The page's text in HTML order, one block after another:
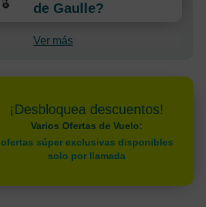
de Gaulle?
Ver más
¡Desbloquea descuentos!
Varios Ofertas de Vuelo:
ofertas súper exclusivas disponibles
solo por llamada